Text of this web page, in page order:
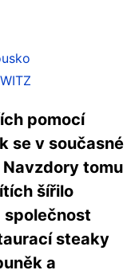
pomocí
se v současné
tomu
šířilo
společnost
steaky
a